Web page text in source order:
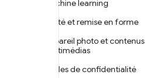
Machine learning
Santé et remise en forme
Appareil photo et contenus
multimédias
Règles de confidentialité